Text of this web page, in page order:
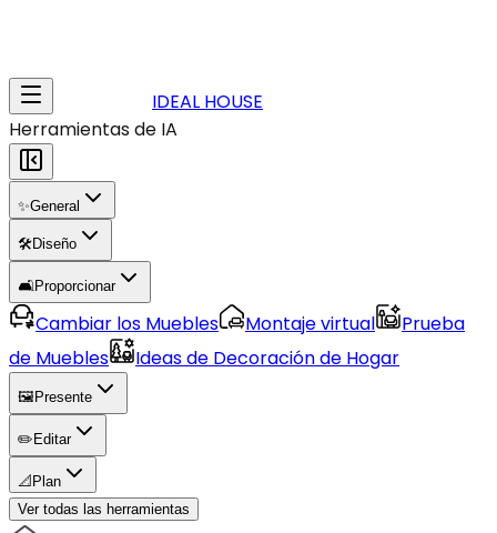
IDEAL HOUSE
Herramientas de IA
✨General
🛠️Diseño
🛋️Proporcionar
Cambiar los Muebles Montaje virtual
Prueba
de Muebles
Ideas de Decoración de Hogar
🖼️ Presente
✏️ Editar
📐 Plan
Ver todas las herramientas